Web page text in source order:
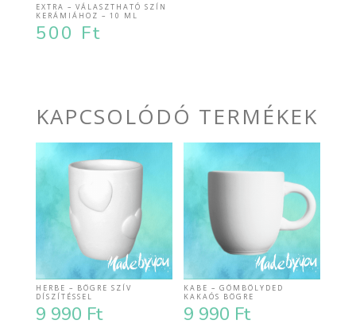
EXTRA – VÁLASZTHATÓ SZÍN
KERÁMIÁHOZ – 10 ML
500 Ft
KAPCSOLÓDÓ TERMÉKEK
HERBE – BÖGRE SZÍV
DÍSZÍTÉSSEL
9 990 Ft
KABE – GÖMBÖLYDED
KAKAÓS BÖGRE
9 990 Ft